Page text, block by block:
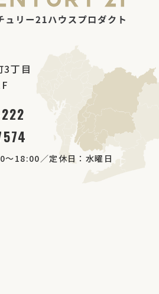
3丁目
～18:00／定休日：水曜日